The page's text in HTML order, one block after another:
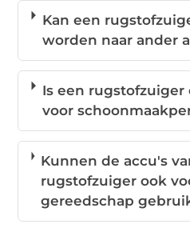
Kan een
worden naar ander
Is een rugstofzuiger
voor
Kunnen de accu's
rugstofzuiger ook
gereedschap